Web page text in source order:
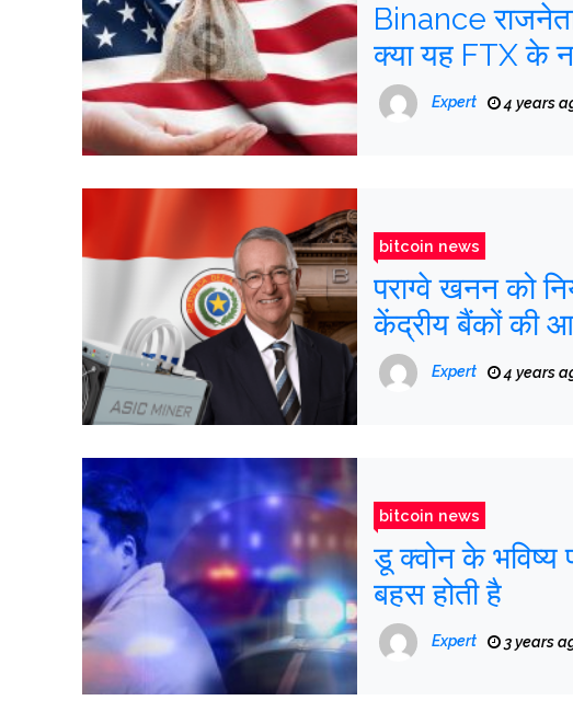
Binance
क्या यह FTX के
Expert 4 years
bitcoin news
पराग्वे खनन को
केंद्रीय बैंकों की
Expert 4 years
bitcoin news
डू क्वोन के भविष्य
बहस होती है
Expert 3 years